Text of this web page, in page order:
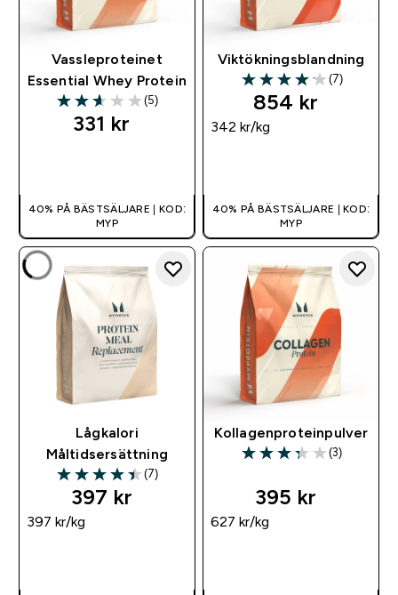
Vassleproteinet
Essential Whey Protein
2.6 out of 5 stars
(5)
331 kr‎
40% PÅ BÄSTSÄLJARE | KOD:
MYP
Viktökningsblandning
4.14 out of 5 stars
(7)
854 kr‎
342 kr‎/kg
40% PÅ BÄSTSÄLJARE | KOD:
MYP
Lågkalori
Måltidsersättning
4.43 out of 5 stars
(7)
397 kr‎
397 kr‎/kg
Kollagenproteinpulver
3.33 out of 5 stars
(3)
395 kr‎
627 kr‎/kg